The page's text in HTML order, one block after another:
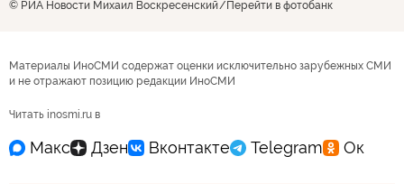
© РИА Новости Михаил Воскресенский Перейти в фотобанк
Материалы ИноСМИ содержат оценки исключительно зарубежных СМИ
и не отражают позицию редакции ИноСМИ
Читать inosmi.ru в